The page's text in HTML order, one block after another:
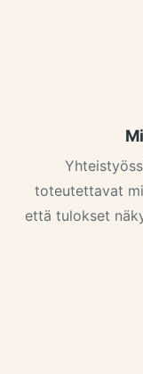
toteutettavat
että tulokset